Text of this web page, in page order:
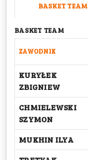
BASKET TEAM
BASKET TEAM
ZAWODNIK
KURYŁEK
ZBIGNIEW
CHMIELEWSKI
SZYMON
MUKHIN ILYA